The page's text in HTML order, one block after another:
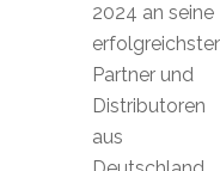
2024 an seine
Partner und
Distributoren
aus